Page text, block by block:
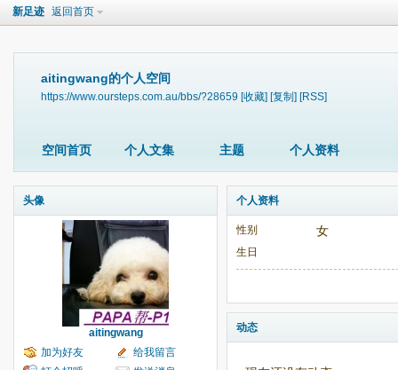
新足迹 返回首页
aitingwang的个人空间
https://www.oursteps.com.au/bbs/?28659 [收藏] [复制] [RSS]
空间首页 个人文集 主题 个人资料
头像
aitingwang
加为好友
给我留言
个人资料
性别 女
生日
动态